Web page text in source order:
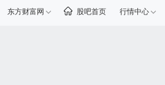
东方财富网 股吧首页 行情中心